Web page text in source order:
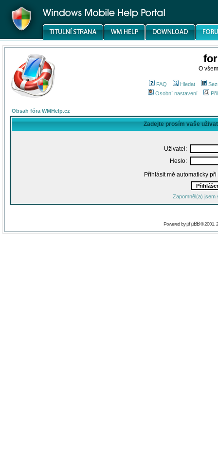
O
FAQ Hledat
Osobní nastavení
Obsah fóra WMHelp.cz
Zadejte prosím vaše
Uživatel:
Heslo:
Přihlásit mě automaticky
Zapomněl(a) jsem
Powered byphpBB© 2001,